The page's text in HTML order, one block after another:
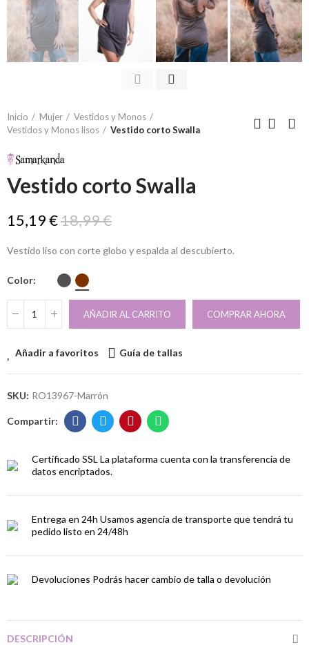
Inicio Mujer
Vestidos y Monos
Vestidos y Monos lisos
Vestido corto Swalla
Vestido corto Swalla
15,19 €18,99 €
Vestido liso con corte globo y espalda al descubierto.
Color
AÑADIR AL CARRITO COMPRAR AHORA
Añadir a favoritos Guía de tallas
SKU: RO13967-Marrón
Certificado SSL La plataforma cuenta con la transferencia de
datos encriptados.
Entrega en 24h Usamos agencia de transporte que tendrá tu
pedido listo en 24/48h
Devoluciones Podrás hacer cambio de talla o devolución
DESCRIPCIÓN